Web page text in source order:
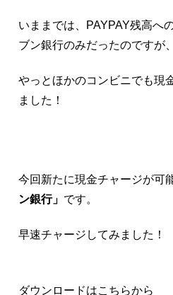
いままでは、PAYPAY残高へ
ブン銀行のみだったのですが、
やっとほかのコンビニでも現
ました！
今回新たに現金チャージが可
ン銀行」 です。
早速チャージしてみました！
ダウンロードはこちらから